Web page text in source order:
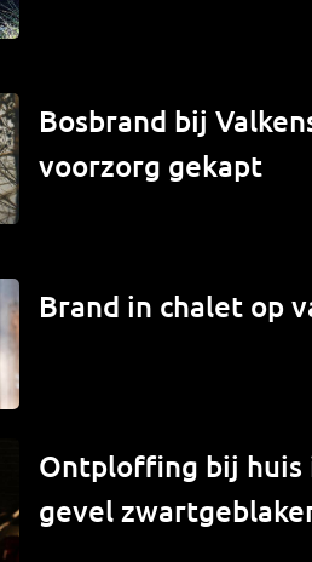
Bosbrand bij
voorzorg gekapt
Brand in chalet op
Ontploffing bij huis
gevel